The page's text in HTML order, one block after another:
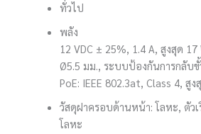
ทั่วไป
พลัง
12 VDC ± 25%, 1.4 A, สูงสุด
Ø5.5 มม., ระบบป้องกันการกลับขั้
PoE: IEEE 802.3at, Class 4, สู
วัสดุฝาครอบด้านหน้า: โลหะ, ตัวเ
โลหะ